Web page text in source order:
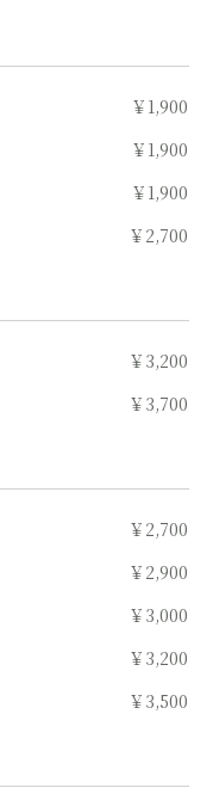
￥1,900
￥1,900
￥1,900
￥2,700
￥3,200
￥3,700
￥2,700
￥2,900
￥3,000
￥3,200
￥3,500